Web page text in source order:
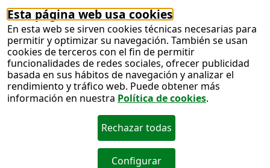
Esta página web usa cookies
En esta web se sirven cookies técnicas necesarias para
permitir y optimizar su navegación. También se usan
cookies de terceros con el fin de permitir
funcionalidades de redes sociales, ofrecer publicidad
basada en sus hábitos de navegación y analizar el
rendimiento y tráfico web. Puede obtener más
información en nuestra Política de cookies.